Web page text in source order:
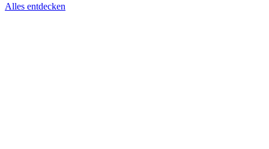
Alles entdecken